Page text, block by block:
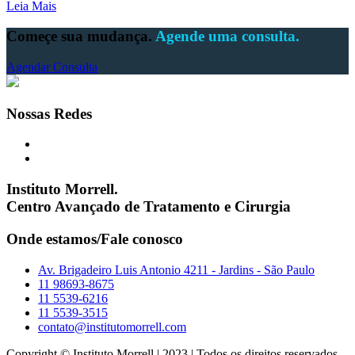
Leia Mais
Começe sua mudança. Agende uma consulta.
Agendar Consulta
Nossas Redes
Instituto Morrell.
Centro Avançado de Tratamento e Cirurgia
Onde estamos/Fale conosco
Av. Brigadeiro Luis Antonio 4211 - Jardins - São Paulo
11 98693-8675
11 5539-6216
11 5539-3515
contato@institutomorrell.com